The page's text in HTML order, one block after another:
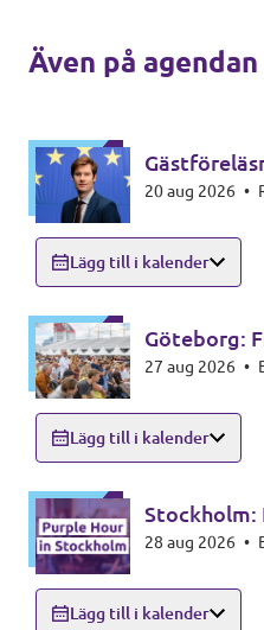
Även på agendan
EU-
20 aug 2026 •
Lägg till i kalender
Göteborg:
27 aug 2026 •
Lägg till i kalender
Stockholm:
28 aug 2026 •
Lägg till i kalender